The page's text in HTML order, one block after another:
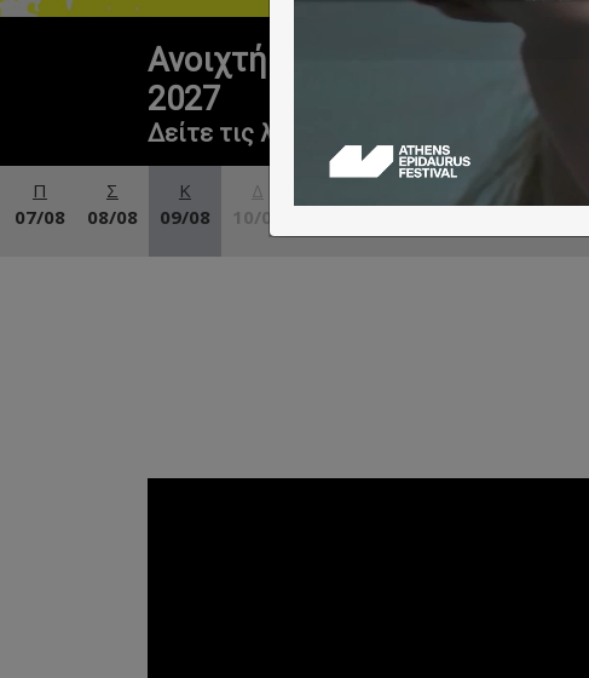
Ανοιχτή Πρόσκληση για το
2027
Δείτε τις λεπτομέρειες
Π
07/08
Σ
08/08
Κ
09/08
Δ
10/08
Π